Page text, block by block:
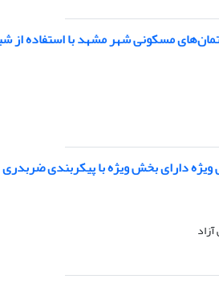
مسکونی شهر مشهد با استفاده
دارای بخش ویژه با پیکربندی ضربدری